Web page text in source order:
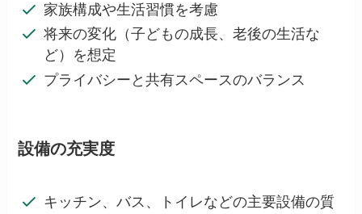
家族構成や生活習慣を考慮
将来の変化（子どもの成長、老後の生活な
ど）を想定
プライバシーと共有スペースのバランス
設備の充実度
キッチン、バス、トイレなどの主要設備の質